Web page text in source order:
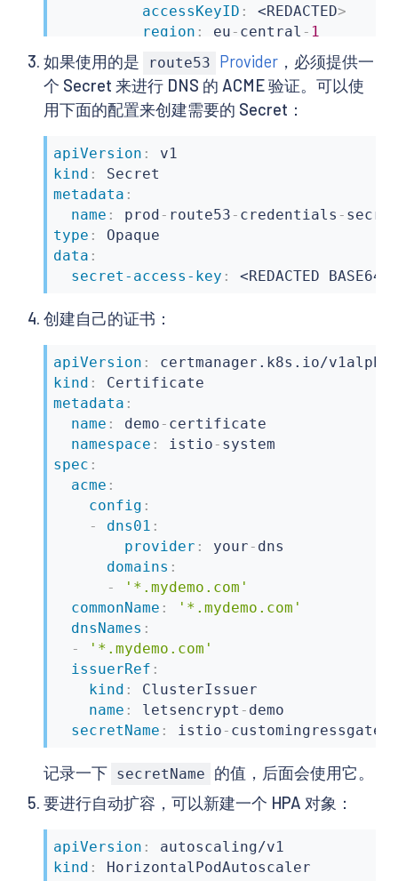
accessKeyID : <REDACTED>
region : eu - central - 1
secretAccessKeySecretRef
name: prod -route53-
key: secret- access- key
如果使用的是 route53 Provider ，必须提供一
个 Secret 来进行 DNS 的 ACME 验证。可以使
用下面的配置来创建需要的 Secret：
apiVersion :
kind :
metadata :
name : prod - route53 - credentials -
type :
data :
secret-access-key : <REDACTED BASE64
创建自己的证书：
apiVersion :
kind :
metadata :
name : demo - certificate
namespace : istio -
spec :
acme :
config :
-
dns01 :
provider : your - dns
domains :
-
'*.mydemo.com'
commonName :
'*.mydemo.com'
dnsNames :
-
'*.mydemo.com'
issuerRef :
kind :
ClusterIssuer
name : letsencrypt - demo
secretName : istio -
记录一下 secretName
的值，后面会使用它。
要进行自动扩容，可以新建一个 HPA 对象：
apiVersion :
kind :